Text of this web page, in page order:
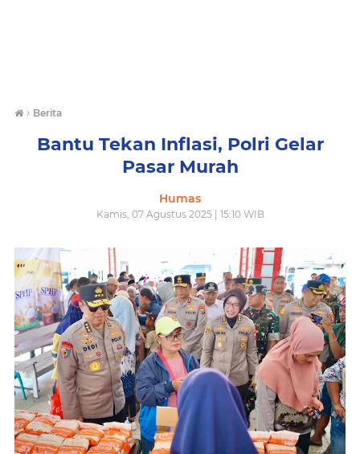
› Berita
Bantu Tekan Inflasi, Polri Gelar
Pasar Murah
Humas
Kamis, 07 Agustus 2025 | 15:10 WIB